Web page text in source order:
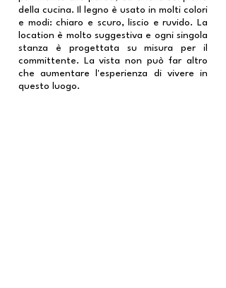
della cucina. Il legno è usato in molti colori
e modi: chiaro e scuro, liscio e ruvido. La
location è molto suggestiva e ogni singola
stanza è progettata su misura per il
committente. La vista non può far altro
che aumentare l'esperienza di vivere in
questo luogo.